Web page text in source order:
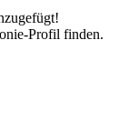
Profil finden.